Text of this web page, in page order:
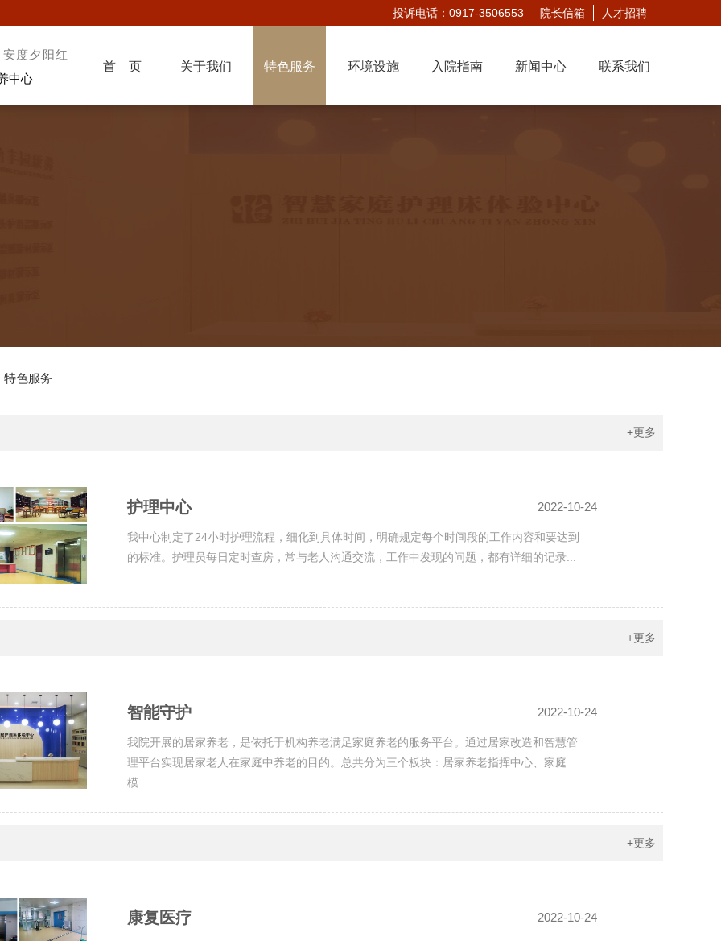
人才招聘
院长信箱
投诉电话：0917-3506553
度夕阳红
中心
首 页 关于我们 特色服务 环境设施 入院指南 新闻中心 联系我们
特色服务
+更多
护理中心 2022-10-24
我中心制定了24小时护理流程，细化到具体时间，明确规定每个时间段的工作内容和要达到
的标准。护理员每日定时查房，常与老人沟通交流，工作中发现的问题，都有详细的记录...
+更多
智能守护 2022-10-24
我院开展的居家养老，是依托于机构养老满足家庭养老的服务平台。通过居家改造和智慧管
理平台实现居家老人在家庭中养老的目的。总共分为三个板块：居家养老指挥中心、家庭
模...
+更多
康复医疗 2022-10-24